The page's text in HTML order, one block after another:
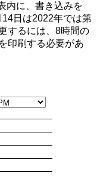
内に、書き込みを
日は2022年では第
するには、8時間の
印刷する必要があ